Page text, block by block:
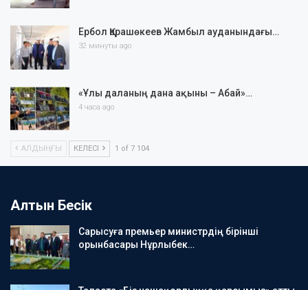
Ербол Қарашөкеев Жамбыл ауданындағы…
32 минуты ago
«Ұлы даланың дана ақыны – Абай»…
4 часа ago
АЛДЫҢҒЫ КЕЛЕСІ 1 of 7 104
Алтын Бесік
Сарысуға премьер министрдің бірінші
орынбасары Нұрлыбек…